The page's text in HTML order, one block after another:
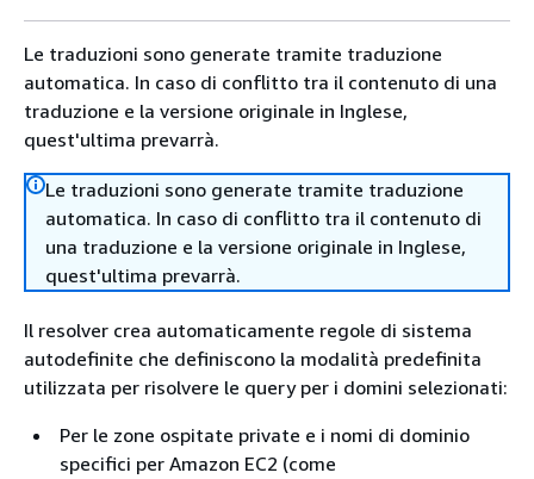
Le traduzioni sono generate tramite traduzione
automatica. In caso di conflitto tra il contenuto di una
traduzione e la versione originale in Inglese,
quest'ultima prevarrà.
Le traduzioni sono generate tramite traduzione
automatica. In caso di conflitto tra il contenuto di
una traduzione e la versione originale in Inglese,
quest'ultima prevarrà.
Il resolver crea automaticamente regole di sistema
autodefinite che definiscono la modalità predefinita
utilizzata per risolvere le query per i domini selezionati:
Per le zone ospitate private e i nomi di dominio
specifici per Amazon EC2 (come